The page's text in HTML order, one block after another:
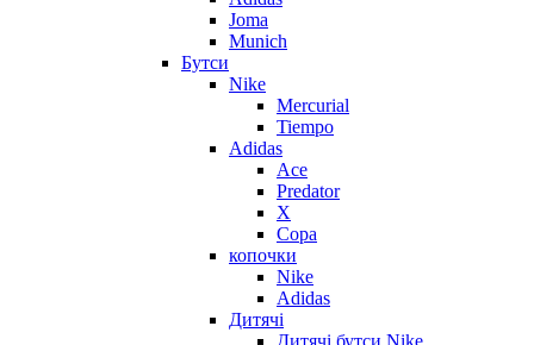
Joma
Munich
Бутси
Nike
Mercurial
Tiempo
Adidas
Ace
Predator
X
Copa
копочки
Nike
Adidas
Дитячі
Дитячі бутси Nike